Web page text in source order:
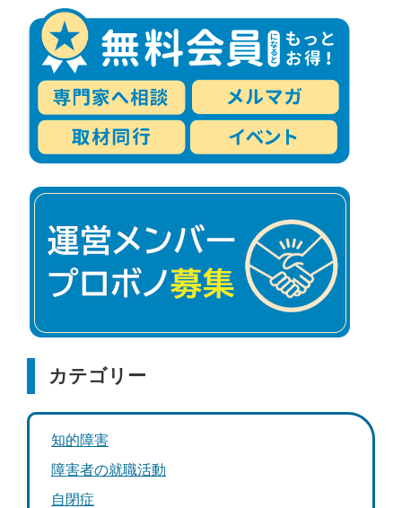
カテゴリー
知的障害
障害者の就職活動
自閉症